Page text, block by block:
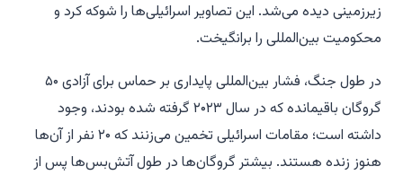
زیرزمینی دیده می‌شد. این تصاویر اسرائیلی‌ها را شوکه کرد و
محکومیت بین‌المللی را برانگیخت.
در طول جنگ، فشار بین‌المللی پایداری بر حماس برای آزادی ۵۰
گروگان باقیمانده که در سال ۲۰۲۳ گرفته شده بودند، وجود
داشته است؛ مقامات اسرائیلی تخمین می‌زنند که ۲۰ نفر از آن‌ها
هنوز زنده هستند. بیشتر گروگان‌ها در طول آتش‌بس‌ها پس از